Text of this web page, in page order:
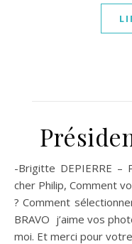
-Brigitte DEPIERRE – Présidente Groupe THARSIS- Mon
cher Philip, Comment
? Comment
BRAVO j’aime vos
moi. Et merci pour